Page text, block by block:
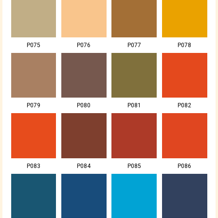
P075 P076 P077 P078
P079 P080 P081 P082
P083 P084 P085 P086